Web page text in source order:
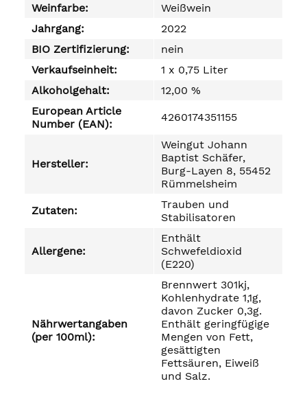
Weinfarbe:
Weißwein
Jahrgang:
2022
BIO Zertifizierung:
nein
Verkaufseinheit:
1 x 0,75 Liter
Alkoholgehalt:
12,00 %
European Article
Number (EAN):
4260174351155
Hersteller:
Weingut Johann
Baptist Schäfer,
Burg-Layen 8, 55452
Rümmelsheim
Zutaten:
Trauben und
Stabilisatoren
Allergene:
Enthält
Schwefeldioxid
(E220)
Nährwertangaben
(per 100ml):
Brennwert 301kj,
Kohlenhydrate 1,1g,
davon Zucker 0,3g.
Enthält geringfügige
Mengen von Fett,
gesättigten
Fettsäuren, Eiweiß
und Salz.